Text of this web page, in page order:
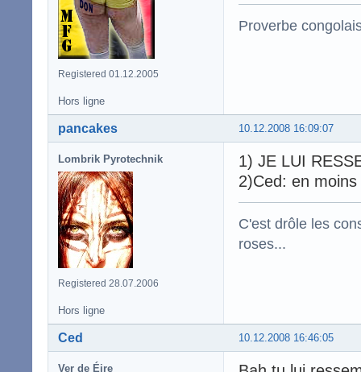
Registered 01.12.2005
Proverbe
Hors ligne
10.12.2008 16:09:07
pancakes
Lombrik Pyrotechnik
Registered 28.07.2006
1) JE LUI
2)Ced: en
C'est drôle les
roses...
Hors ligne
10.12.2008 16:46:05
Ced
Ver de Éire